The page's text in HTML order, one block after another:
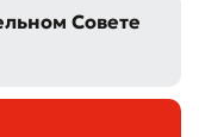
Совете